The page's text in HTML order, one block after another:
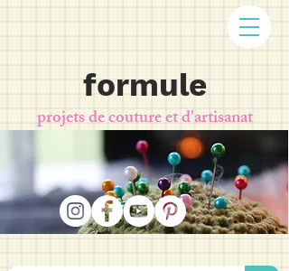
formule
projets de couture et d'artisanat